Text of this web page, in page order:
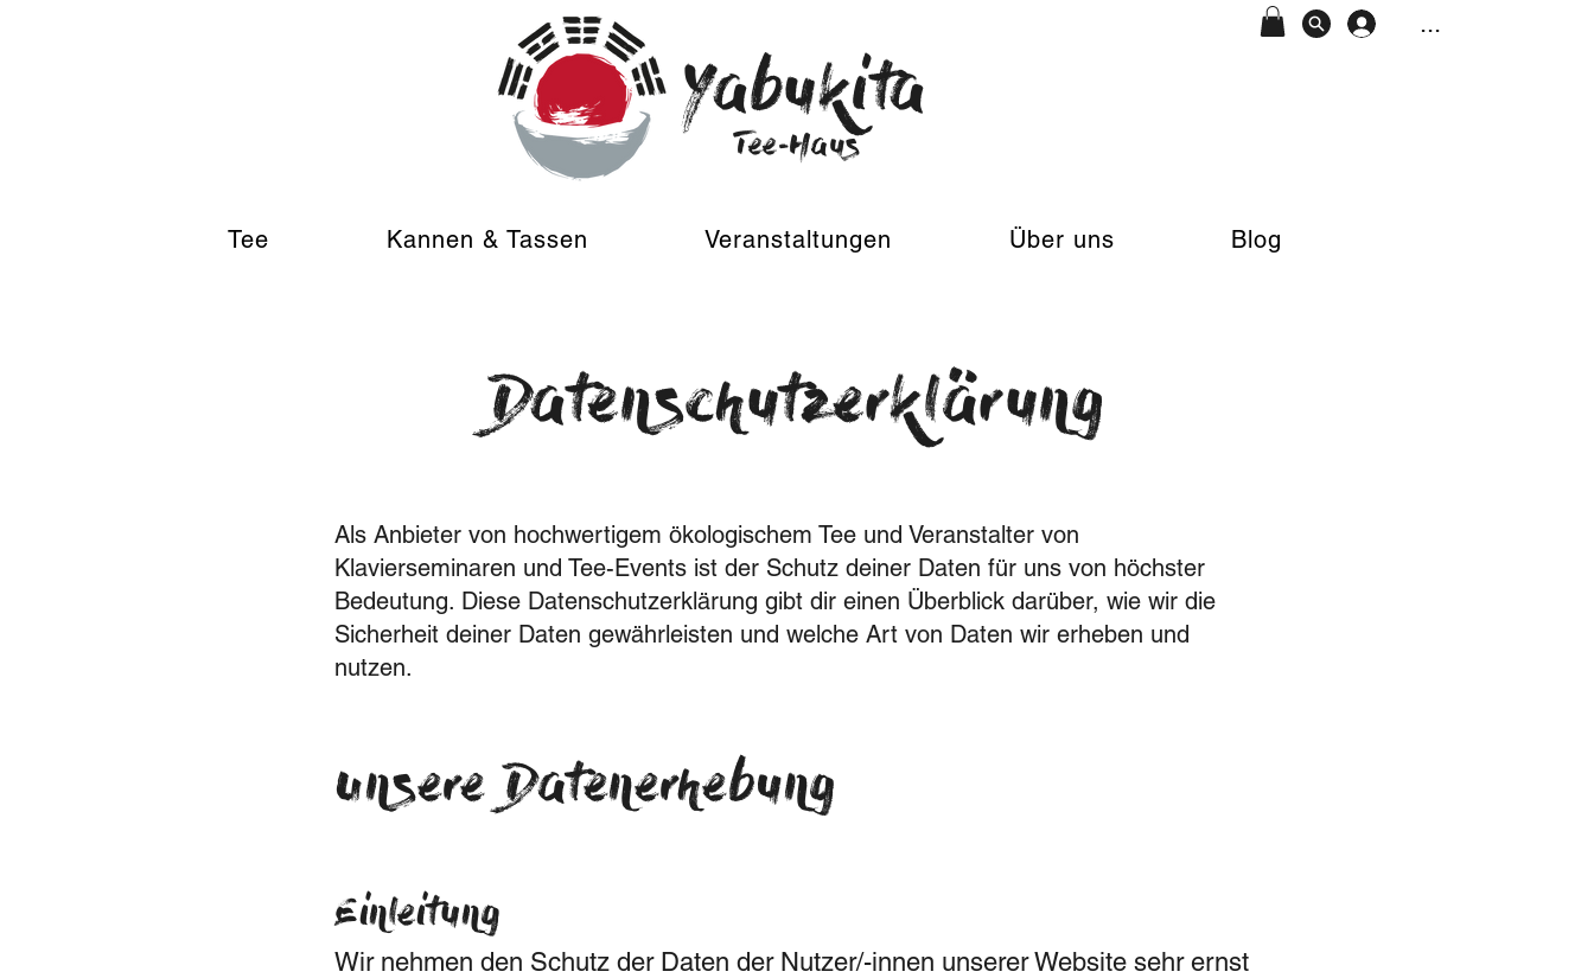
Yabukita
Tee-Haus
...
Tee Kannen & Tassen Veranstaltungen Über uns Blog
Datenschutzerklärung
Als Anbieter von hochwertigem ökologischem Tee und Veranstalter von
Klavierseminaren und Tee-Events ist der Schutz deiner Daten für uns von höchster
Bedeutung. Diese Datenschutzerklärung gibt dir einen Überblick darüber, wie wir die
Sicherheit deiner Daten gewährleisten und welche Art von Daten wir erheben und
nutzen.
Unsere Datenerhebung
Einleitung
Wir nehmen den Schutz der Daten der Nutzer/-innen unserer Website sehr ernst